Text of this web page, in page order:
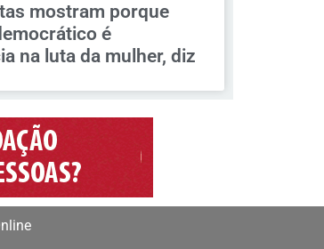
mostram porque
é
na luta da mulher, diz